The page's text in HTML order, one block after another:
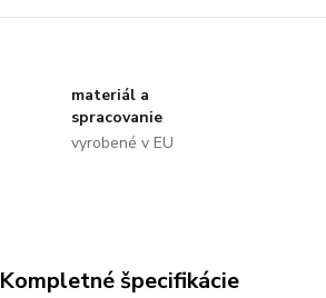
materiál a
spracovanie
vyrobené v EU
Kompletné špecifikácie